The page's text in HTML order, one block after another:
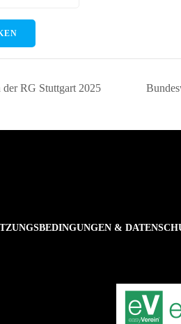
RG Stuttgart 2025
&